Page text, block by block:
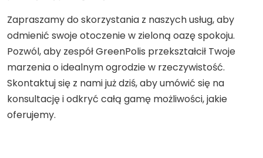
Zapraszamy do skorzystania z naszych usług, aby
odmienić swoje otoczenie w zieloną oazę spokoju.
Pozwól, aby zespół GreenPolis przekształcił Twoje
marzenia o idealnym ogrodzie w rzeczywistość.
Skontaktuj się z nami już dziś, aby umówić się na
konsultację i odkryć całą gamę możliwości, jakie
oferujemy.